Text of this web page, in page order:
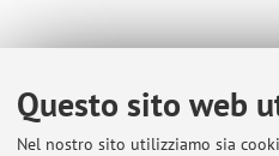
Questo sito web
Nel nostro sito utilizziamo sia